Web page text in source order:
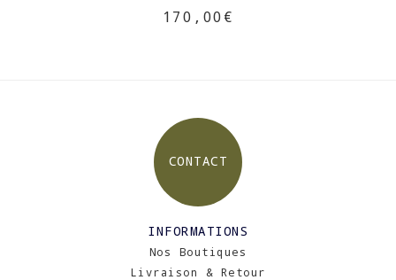
170,00€
CONTACT
INFORMATIONS
Nos Boutiques
Livraison & Retour